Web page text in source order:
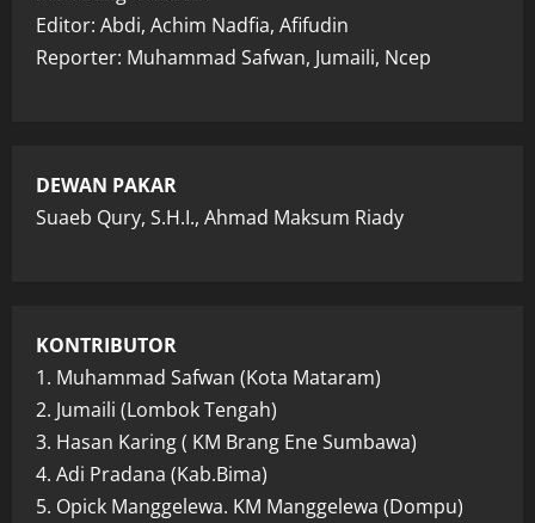
Editor: Abdi, Achim Nadfia, Afifudin
Reporter: Muhammad Safwan, Jumaili, Ncep
DEWAN PAKAR
Suaeb Qury, S.H.I., Ahmad Maksum Riady
KONTRIBUTOR
1. Muhammad Safwan (Kota Mataram)
2. Jumaili (Lombok Tengah)
3. Hasan Karing ( KM Brang Ene Sumbawa)
4. Adi Pradana (Kab.Bima)
5. Opick Manggelewa. KM Manggelewa (Dompu)